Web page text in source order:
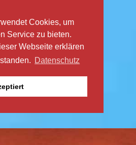
Cookies, um
Service zu bieten.
Webseite erklären
Datenschutz